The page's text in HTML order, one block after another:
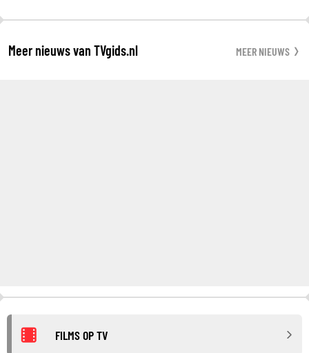
Meer nieuws van TVgids.nl MEER NIEUWS
FILMS OP TV